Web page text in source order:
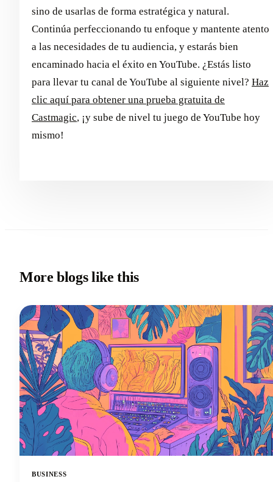
sino de usarlas de forma estratégica y natural.
Continúa perfeccionando tu enfoque y mantente atento
a las necesidades de tu audiencia, y estarás bien
encaminado hacia el éxito en YouTube. ¿Estás listo
para llevar tu canal de YouTube al siguiente nivel? Haz
clic aquí para obtener una prueba gratuita de
Castmagic, ¡y sube de nivel tu juego de YouTube hoy
mismo!
More blogs like this
BUSINESS